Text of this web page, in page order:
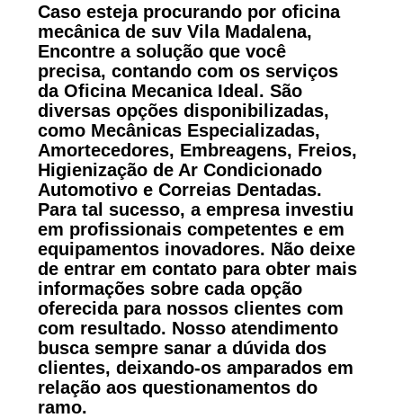
Caso esteja procurando por oficina
mecânica de suv Vila Madalena,
Encontre a solução que você
precisa, contando com os serviços
da Oficina Mecanica Ideal. São
diversas opções disponibilizadas,
como Mecânicas Especializadas,
Amortecedores, Embreagens, Freios,
Higienização de Ar Condicionado
Automotivo e Correias Dentadas.
Para tal sucesso, a empresa investiu
em profissionais competentes e em
equipamentos inovadores. Não deixe
de entrar em contato para obter mais
informações sobre cada opção
oferecida para nossos clientes com
com resultado. Nosso atendimento
busca sempre sanar a dúvida dos
clientes, deixando-os amparados em
relação aos questionamentos do
ramo.